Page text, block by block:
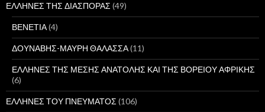
ΕΛΛΗΝΕΣ ΤΗΣ ΔΙΑΣΠΟΡΑΣ(49)
ΒΕΝΕΤΙΑ(4)
ΔΟΥΝΑΒΗΣ-ΜΑΥΡΗ ΘΑΛΑΣΣΑ(11)
ΕΛΛΗΝΕΣ ΤΗΣ ΜΕΣΗΣ ΑΝΑΤΟΛΗΣ ΚΑΙ ΤΗΣ ΒΟΡΕΙΟΥ ΑΦΡΙΚΗΣ
(6)
ΕΛΛΗΝΕΣ ΤΟΥ ΠΝΕΥΜΑΤΟΣ(106)